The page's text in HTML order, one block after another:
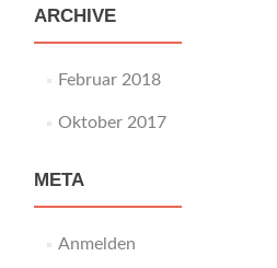
ARCHIVE
Februar 2018
Oktober 2017
META
Anmelden